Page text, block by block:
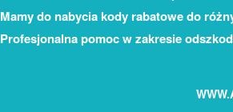
Mamy do nabycia kody rabatowe do
Profesjonalna pomoc w zakresie